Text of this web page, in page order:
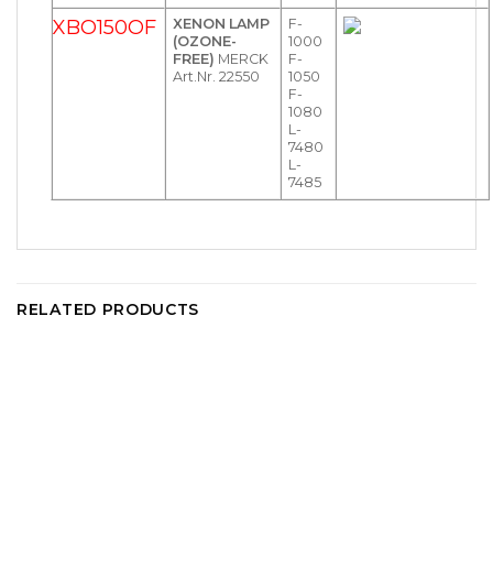
XBO150OF
XENON LAMP
(OZONE-
FREE) MERCK
Art.Nr. 22550
F-
1000
F-
1050
F-
1080
L-
7480
L-
7485
RELATED PRODUCTS